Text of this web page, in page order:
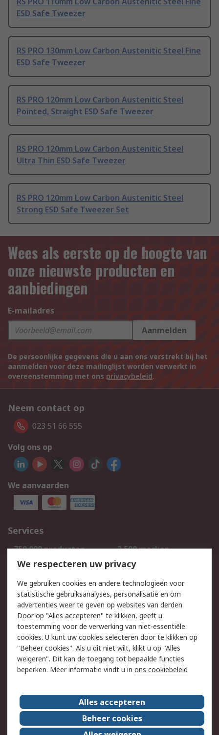
ESD Safe Tweezer
RS PRO 130mm Low Carbon Austenitic Steel Fine
ESD Safe Tweezer
RS PRO 120mm Low Carbon Austenitic Steel
Pointed, Straight ESD Safe Tweezer
RS PRO 120mm Low Carbon Austenitic Steel
Ultra Thin ESD Safe Tweezer
RS PRO 120mm Low Carbon Austenitic Steel
Strong ESD Safe Tweezer Set
Wees als eerste op de hoogte van
onze nieuwste producten en
aanbiedingen
E-mailadres
Aanmelden
De persoonlijke gegevens die u aan ons verstrekt bij het
aanmelden voor deze mailinglijst worden verwerkt in
overeenstemming met ons privacybeleid.
Neem contact op
023 51 66 555
Volg ons op
We aanvaarden
Services
750.000 producten
2.500 merken
Bestellen
Inkoopoplossingen
Track & Trace
Wettelijk
Cookiebeleid
Email veiligheid
Privacybeleid
Websitevoorwaarden
Algemene
verkoopvoorwaarden
Over RS
RS Group
Over ons
RS wereldwijd
Werken bij RS
We respecteren uw privacy
We gebruiken cookies en andere technologieën voor
statistische gebruiksanalyses, personalisatie en om
advertenties weer te geven op websites van derden.
Door op "Alles accepteren" te klikken, geeft u
toestemming voor de verwerking van niet-essentiële
cookies. U kunt uw cookies selecteren door te klikken op
"Beheer cookies". Als u dit niet wilt, klikt u op "Alles
weigeren". Dit kan de toegang tot bepaalde functies
beperken. Meer informatie vindt u in ons cookiebeleid
Alles accepteren
Beheer cookies